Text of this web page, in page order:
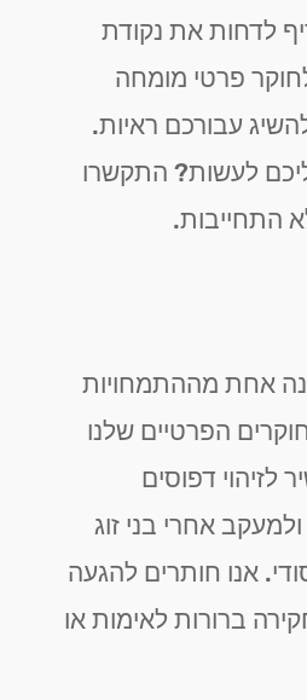
לדחות את נקודת
פרטי מומחה
עבורכם ראיות.
לעשות? התקשרו
התחייבות.
אחת מההתמחויות
הפרטיים שלנו
לזיהוי דפוסים
ולמעקב אחרי בני זוג
אנו חותרים להגעה
ברורות לאימות או